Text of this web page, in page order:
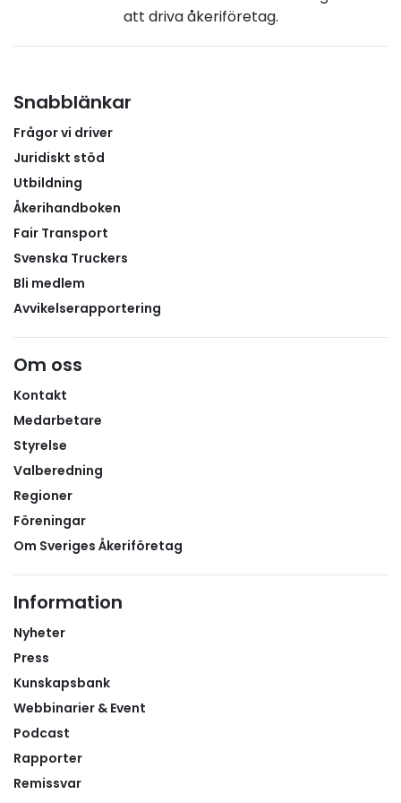
modernt och robust transportsystem behöver
kunna använda den kapacitet som faktiskt finns i
både fordonen och vägnätet. Effektivare
nyttjande av infrastrukturen stärker företagens
konkurrenskraft, minskar sårbarheten vid störningar
och bidrar till transportsektorns klimatomställning.
att driva åkeriföretag.
Snabblänkar
Frågor vi driver
Juridiskt stöd
Utbildning
Åkerihandboken
Fair Transport
Svenska Truckers
Bli medlem
Avvikelserapportering
Om oss
Kontakt
Medarbetare
Styrelse
Valberedning
Regioner
Föreningar
Om Sveriges Åkeriföretag
Information
Nyheter
Press
Kunskapsbank
Webbinarier & Event
Podcast
Rapporter
Remissvar